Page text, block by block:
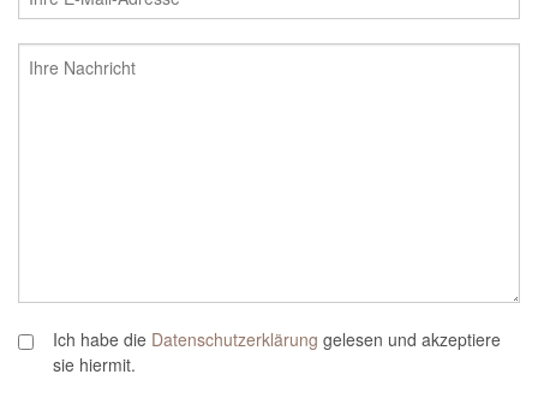
Ich habe die Datenschutzerklärung gelesen und akzeptiere
sie hiermit.